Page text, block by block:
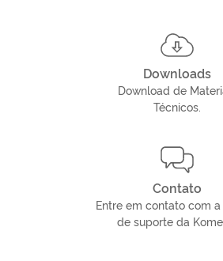
Downloads
Download de
Técnicos.
Contato
Entre em contato com
de suporte da